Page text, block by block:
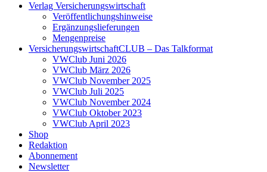
Verlag Versicherungswirtschaft
Veröffentlichungshinweise
Ergänzungslieferungen
Mengenpreise
VersicherungswirtschaftCLUB – Das Talkformat
VWClub Juni 2026
VWClub März 2026
VWClub November 2025
VWClub Juli 2025
VWClub November 2024
VWClub Oktober 2023
VWClub April 2023
Shop
Redaktion
Abonnement
Newsletter